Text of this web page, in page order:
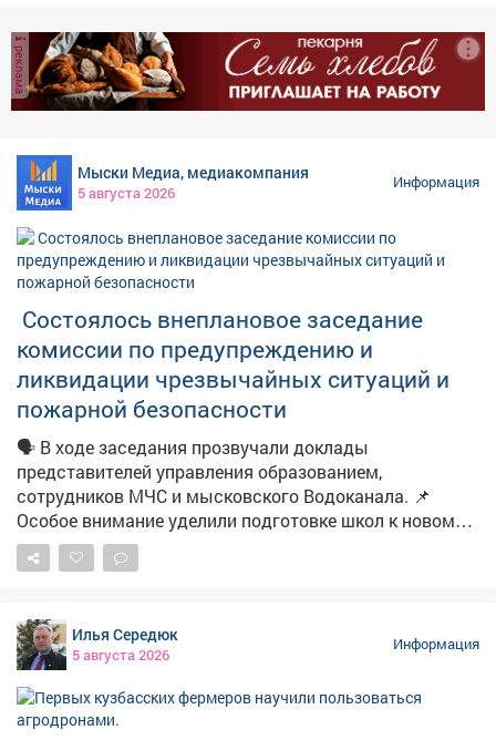
земельный участок под строительство дома, однако
пользоваться им было невозможно – на нём
отсутствовали водоснабжение и водоотведение, без
которых эксплуатация жилья попросту невозможна.
проверки прокуратура потребовала устранить
нарушения. В результате к участку подвели
необходимые инженерные коммуникации. Теперь
семья сможет построить дом и жить в нормальных
условиях.
реклама
Мыски Медиа, медиакомпания
5 августа 2026
Информация
Состоялось внеплановое заседание
комиссии по предупреждению и
ликвидации чрезвычайных ситуаций и
пожарной безопасности
🗣️ В ходе заседания прозвучали доклады
представителей управления образованием,
сотрудников МЧС и мысковского Водоканала. 📌
Особое внимание уделили подготовке школ к новому
Илья Середюк
5 августа 2026
Информация